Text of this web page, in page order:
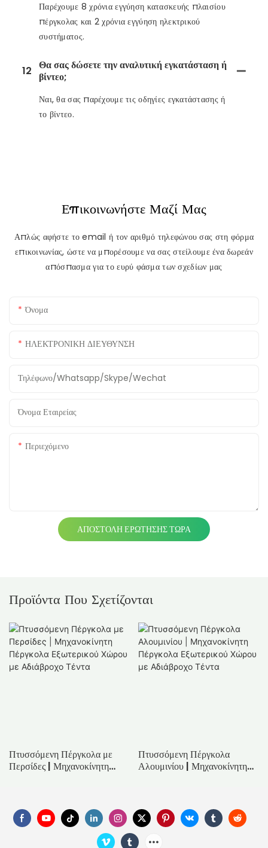
Παρέχουμε 8 χρόνια εγγύηση κατασκευής πλαισίου
πέργκολας και 2 χρόνια εγγύηση ηλεκτρικού
συστήματος.
12 Θα σας δώσετε την αναλυτική εγκατάσταση ή
βίντεο;
Ναι, θα σας παρέχουμε τις οδηγίες εγκατάστασης ή
το βίντεο.
Επικοινωνήστε Μαζί Μας
Απλώς αφήστε το email ή τον αριθμό τηλεφώνου σας στη φόρμα
επικοινωνίας, ώστε να μπορέσουμε να σας στείλουμε ένα δωρεάν
απόσπασμα για το ευρύ φάσμα των σχεδίων μας
Όνομα
ΗΛΕΚΤΡΟΝΙΚΗ ΔΙΕΥΘΥΝΣΗ
Τηλέφωνο/whatsapp/skype/wechat
Όνομα Εταιρείας
Περιεχόμενο
ΑΠΟΣΤΟΛΉ ΕΡΏΤΗΣΗΣ ΤΏΡΑ
Προϊόντα Που Σχετίζονται
Πτυσσόμενη Πέργκολα με
Περσίδες | Μηχανοκίνητη
Πτυσσόμενη Πέργκολα
Αλουμινίου | Μηχανοκίνητη